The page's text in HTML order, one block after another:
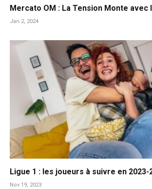
Mercato OM : La Tension Monte avec
Jan 2, 2024
Ligue 1 : les joueurs à suivre en 2023-
Nov 19, 2023